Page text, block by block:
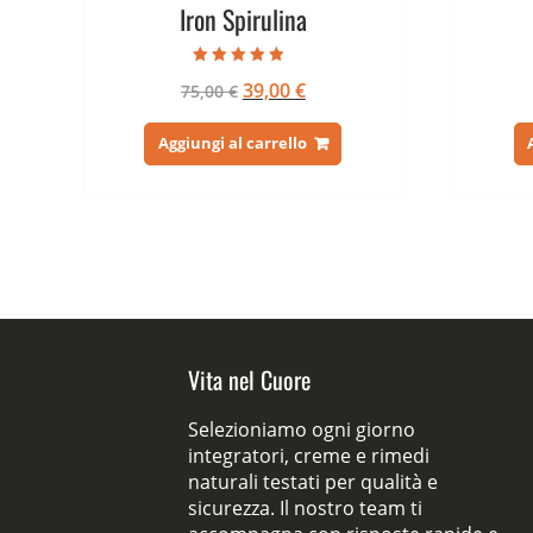
Iron Spirulina
5.00
su 5
75,00€ Il
originale
era:
39,00€Il
attuale
è:
Aggiungi al carrello
Vita nel Cuore
Selezioniamo ogni giorno
integratori, creme e rimedi
naturali testati per qualità e
sicurezza. Il nostro team ti